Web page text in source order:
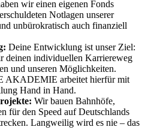
wir einen eigenen Fonds
Notlagen unserer
unbürokratisch auch finanziell
Deine Entwicklung ist unser Ziel:
deinen individuellen Karriereweg
und unseren Möglichkeiten.
AKADEMIE arbeitet hierfür mit
Hand in Hand.
Wir bauen Bahnhöfe,
für den Speed auf Deutschlands
Langweilig wird es nie – das